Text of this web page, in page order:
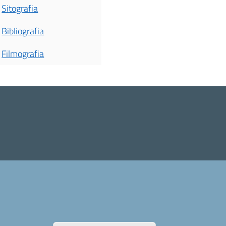
Sitografia
Bibliografia
Filmografia